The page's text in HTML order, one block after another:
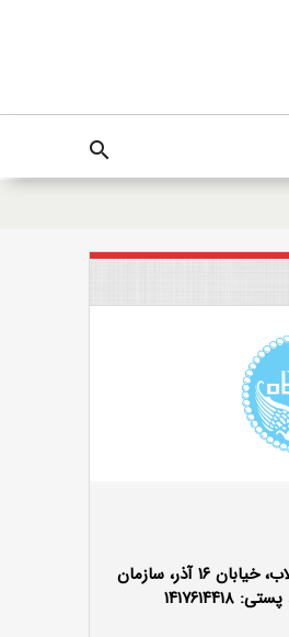
search
آدرس : تهران، میدان انقلاب، خیابان ۱۶ آذر، سازمان
مرکزی دانشگاه تهران -کد پستی: ۱۴۱۷۶۱۴۴۱۸